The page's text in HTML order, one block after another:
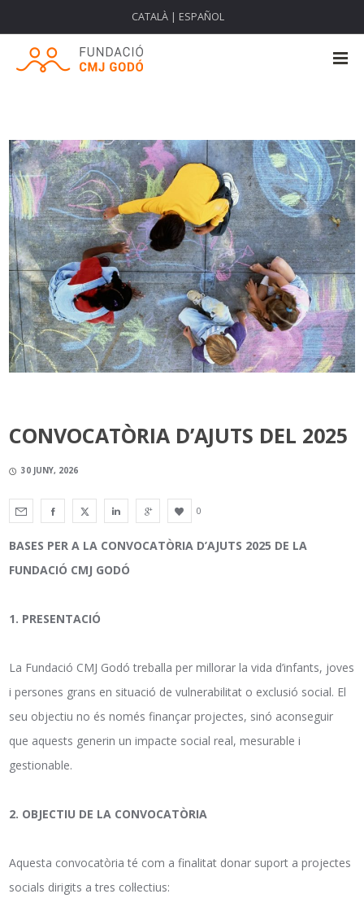
CATALÀ | ESPAÑOL
CONVOCATÒRIA D’AJUTS DEL 2025
30 JUNY, 2026
0
BASES PER A LA CONVOCATÒRIA D’AJUTS 2025 DE LA
FUNDACIÓ CMJ GODÓ
1. PRESENTACIÓ
La Fundació CMJ Godó treballa per millorar la vida d’infants, joves
i persones grans en situació de vulnerabilitat o exclusió social. El
seu objectiu no és només finançar projectes, sinó aconseguir
que aquests generin un impacte social real, mesurable i
gestionable.
2. OBJECTIU DE LA CONVOCATÒRIA
Aquesta convocatòria té com a finalitat donar suport a projectes
socials dirigits a tres col·lectius: